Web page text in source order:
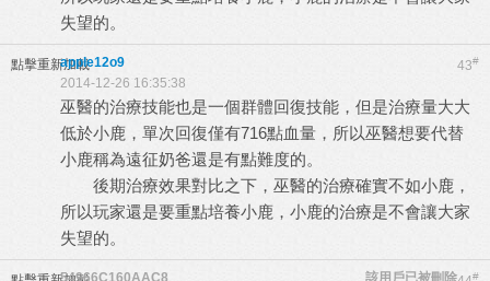
失望的。
點擊重新加載 43#
apple12o9
2014-12-26 16:35:38
巫醫的治療技能也是一個群體回復技能，但是治療量大大
低於小鹿，單次回復僅有716點血量，所以巫醫想要代替
小鹿稱為遠征奶爸還是有點難度的。
後期治療效果對比之下，巫醫的治療確實不如小鹿，
所以玩家還是要重點培養小鹿，小鹿的治療是不會讓大家
失望的。
#
54966C160AAC8
該用戶已被刪除